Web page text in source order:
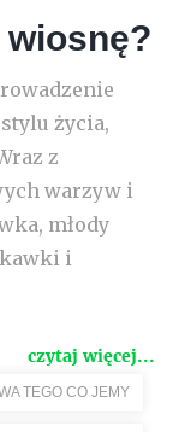
życia,
z
warzyw i
młody
i
czytaj więcej...
TEGO CO JEMY